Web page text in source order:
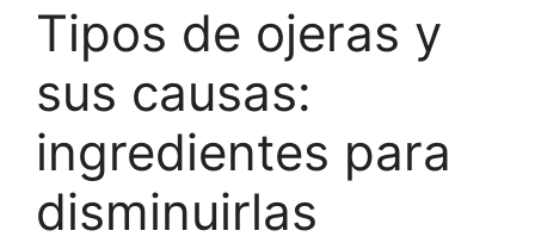
Tipos de ojeras y
sus causas:
ingredientes para
disminuirlas